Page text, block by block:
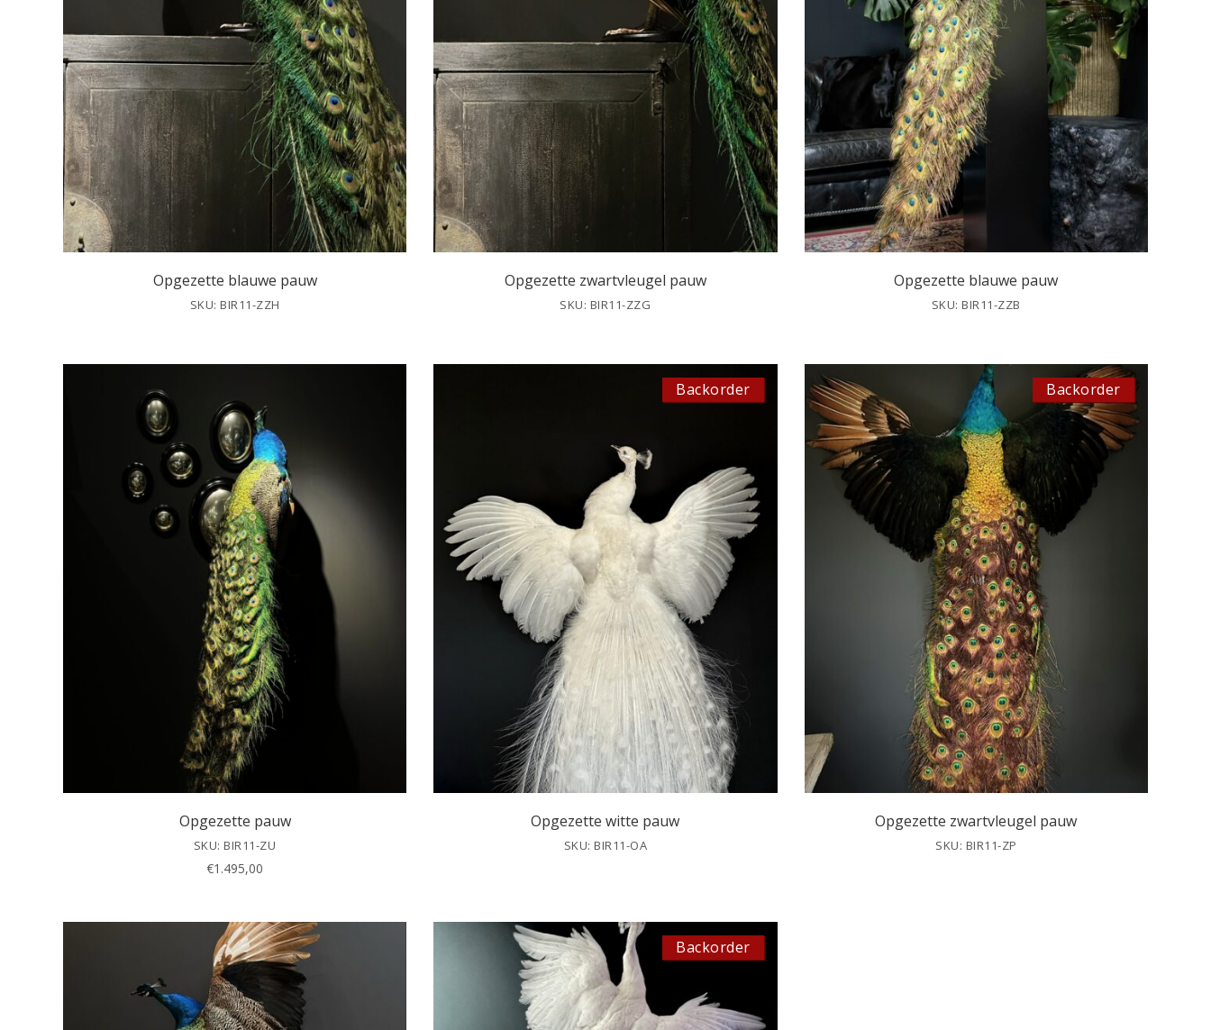
Opgezette blauwe pauw
SKU: BIR11-ZZH
Opgezette zwartvleugel pauw
SKU: BIR11-ZZG
Opgezette blauwe pauw
SKU: BIR11-ZZB
Opgezette pauw
SKU: BIR11-ZU
€1.495,00
Backorder
Opgezette witte pauw
SKU: BIR11-OA
Backorder
Opgezette zwartvleugel pauw
SKU: BIR11-ZP
Backorder